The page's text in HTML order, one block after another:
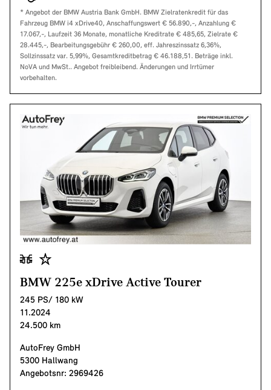
* Angebot der BMW Austria Bank GmbH. BMW Zielratenkredit für das
Fahrzeug BMW i4 xDrive40, Anschaffungswert € 56.890,-, Anzahlung €
17.067,-, Laufzeit 36 Monate, monatliche Kreditrate € 485,65, Zielrate €
28.445,-, Bearbeitungsgebühr € 260,00, eff. Jahreszinssatz 6,36%,
Sollzinssatz var. 5,99%, Gesamtkreditbetrag € 46.188,51. Beträge inkl.
NoVA und MwSt.. Angebot freibleibend. Änderungen und Irrtümer
vorbehalten.
BMW 225e xDrive Active Tourer
245 PS/ 180 kW
11.2024
24.500 km
AutoFrey GmbH
5300 Hallwang
Angebotsnr: 2969426